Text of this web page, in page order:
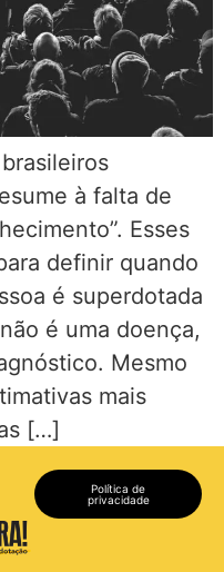
à falta de
Esses
definir quando
é superdotada
é uma doença,
Mesmo
mais
[…]
Política de
privacidade